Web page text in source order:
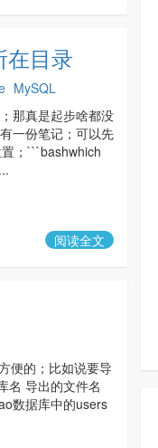
在目录
MySQL
那真是起步啥都没
一份笔记；可以先
；```bashwhich
阅读全文
便的；比如说要导
名 导出的文件名
数据库中的users